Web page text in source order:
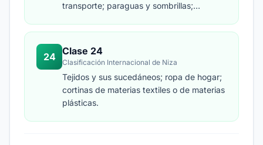
transporte; paraguas y sombrillas;
guarnicionería; collares, correas y ropa
24 Clase 24
Clasificación Internacional de Niza
Tejidos y sus sucedáneos; ropa de hogar;
cortinas de materias textiles o de materias
plásticas.